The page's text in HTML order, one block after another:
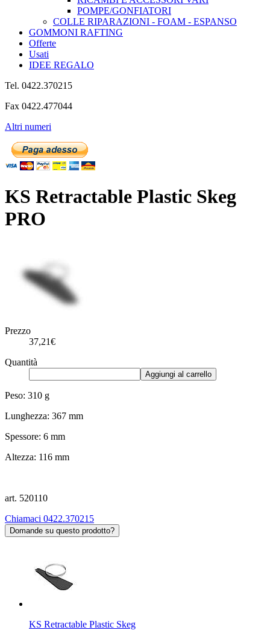
POMPE/GONFIATORI
COLLE RIPARAZIONI - FOAM - ESPANSO
GOMMONI RAFTING
Offerte
Usati
IDEE REGALO
Tel. 0422.370215
Fax 0422.477044
Altri numeri
KS Retractable Plastic Skeg
PRO
Prezzo
37,21€
Quantità
Aggiungi al carrello
Peso: 310 g
Lunghezza: 367 mm
Spessore: 6 mm
Altezza: 116 mm
art. 520110
Chiamaci 0422.370215
Domande su questo prodotto?
KS Retractable Plastic Skeg